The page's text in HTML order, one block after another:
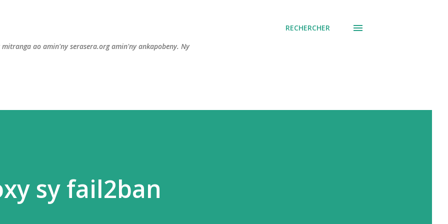
ao amin'ny serasera.org amin'ny ankapobeny. Ny
RECHERCHER
sy fail2ban